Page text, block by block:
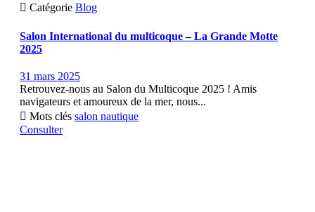
 Catégorie Blog
Salon International du multicoque – La Grande Motte
2025
31 mars 2025
Retrouvez-nous au Salon du Multicoque 2025 ! Amis
navigateurs et amoureux de la mer, nous...
 Mots clés salon nautique
Consulter